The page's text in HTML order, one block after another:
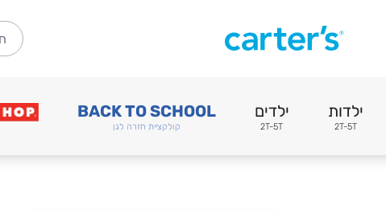
חיפוש
ילדות
2T-5T
ילדים
2T-5T
BACK TO SCHOOL
קולקציית חזרה לגן